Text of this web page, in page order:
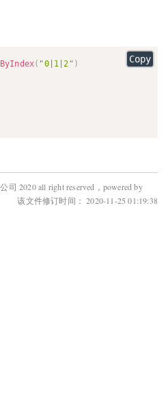
( "0|1|2" ) Copy
2020 all right reserved，powered by
该文件修订时间： 2020-11-25 01:19:38